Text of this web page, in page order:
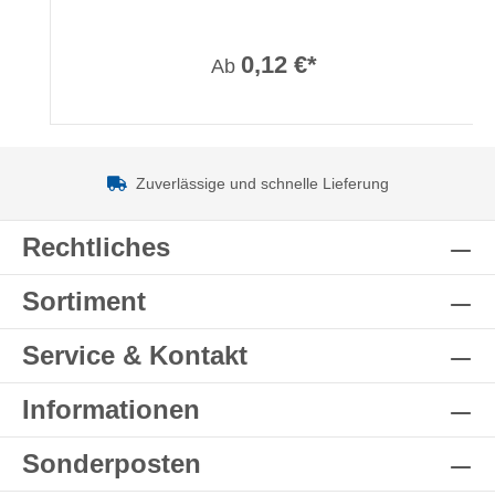
Ab 0,12 €*
Zuverlässige und schnelle Lieferung
Rechtliches
Sortiment
Service & Kontakt
Informationen
Sonderposten